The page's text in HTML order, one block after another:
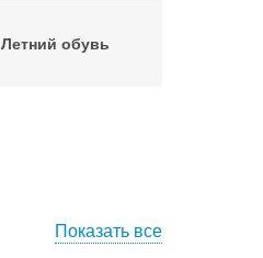
Летний обувь
Показать все